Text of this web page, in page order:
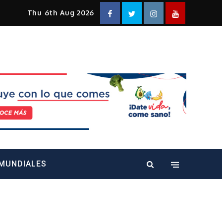
Thu 6th Aug 2026 FacebookTwitterInstagramYouTube